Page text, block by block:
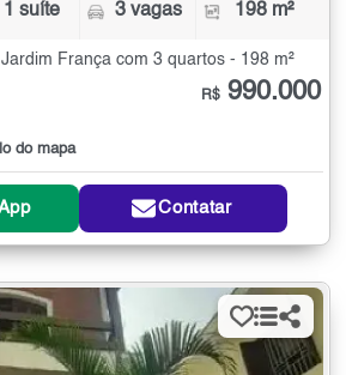
1 suíte 3 vagas 198 m²
França com 3 quartos - 198 m²
do mapa
R$ 990.000
Contatar